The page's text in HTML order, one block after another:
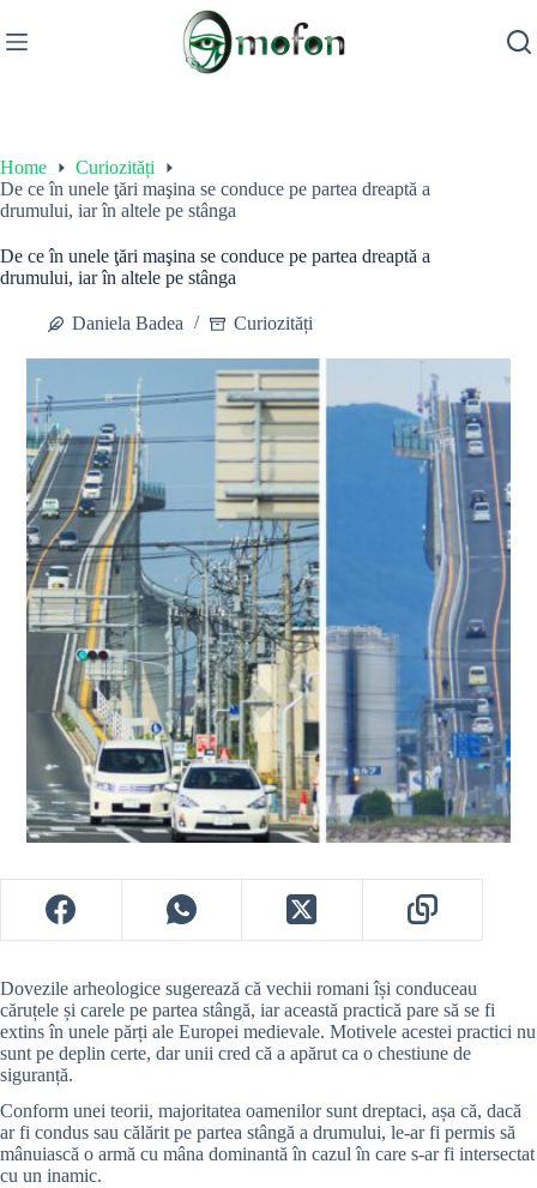
to
content
Home
Curiozități
De ce în unele ţări maşina se conduce pe partea dreaptă a
drumului, iar în altele pe stânga
De ce în unele ţări maşina se conduce pe partea dreaptă a
drumului, iar în altele pe stânga
Daniela Badea Curiozități
Dovezile arheologice sugerează că vechii romani își conduceau
căruțele și carele pe partea stângă, iar această practică pare să se fi
extins în unele părți ale Europei medievale. Motivele acestei practici nu
sunt pe deplin certe, dar unii cred că a apărut ca o chestiune de
siguranță.
Conform unei teorii, majoritatea oamenilor sunt dreptaci, așa că, dacă
ar fi condus sau călărit pe partea stângă a drumului, le-ar fi permis să
mânuiască o armă cu mâna dominantă în cazul în care s-ar fi intersectat
cu un inamic.